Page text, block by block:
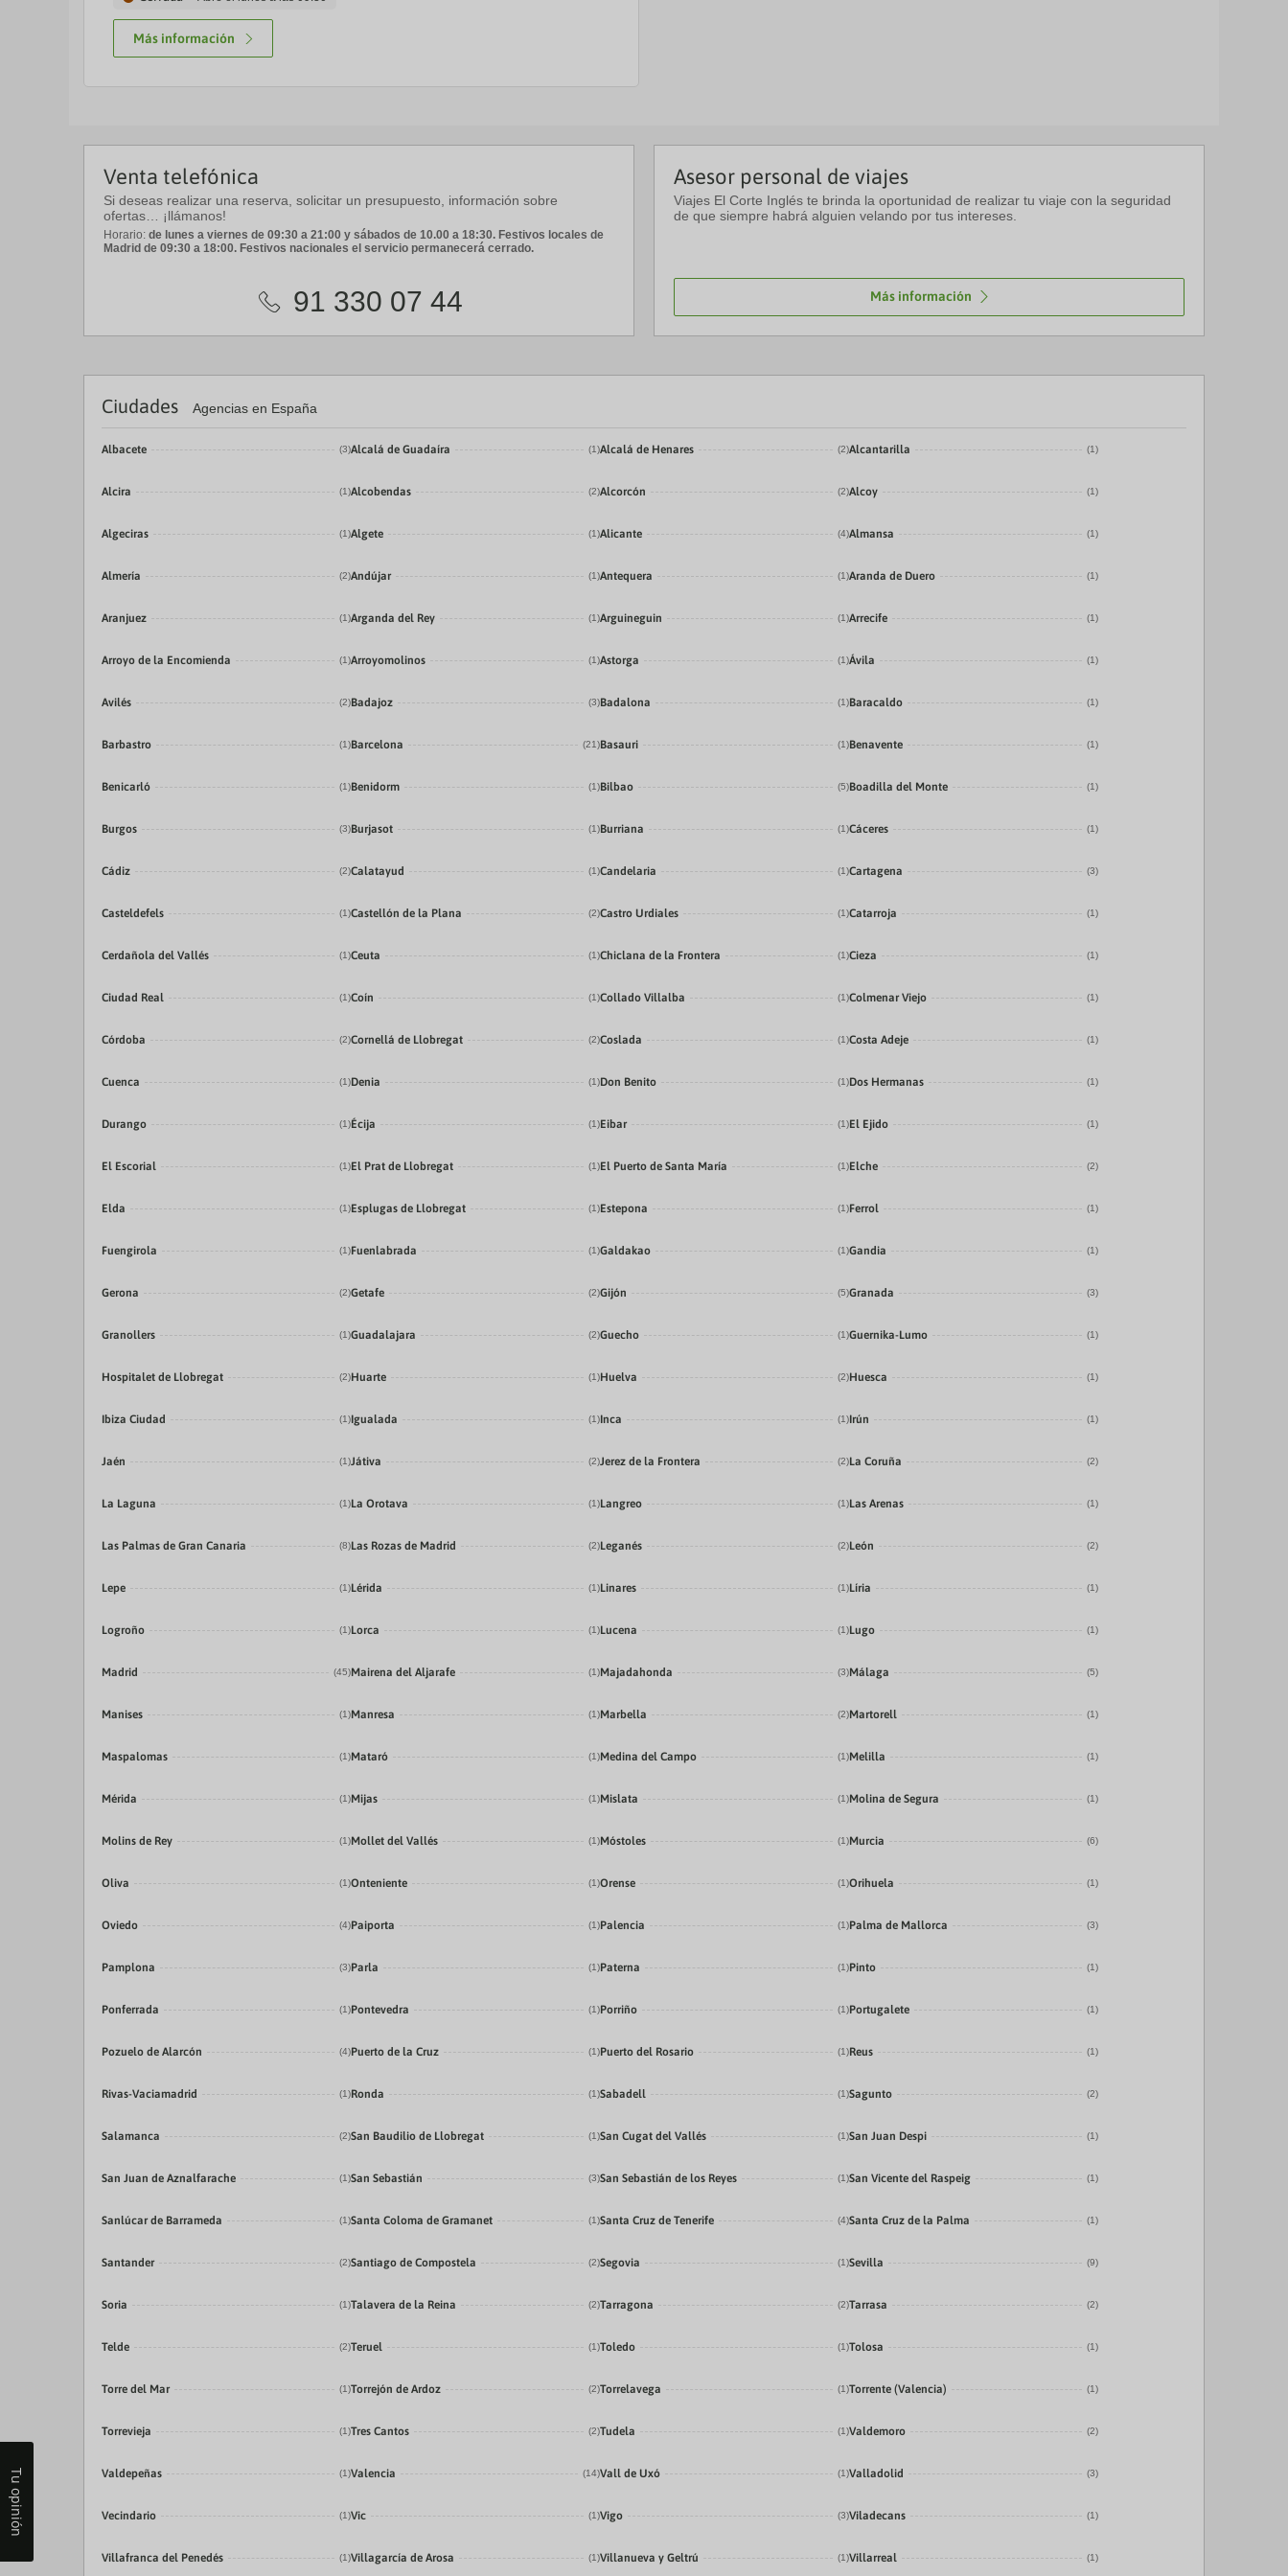
Más información
Venta telefónica
Si deseas realizar una reserva, solicitar un presupuesto, información sobre
ofertas… ¡llámanos!
Horario: de lunes a viernes de 09:30 a 21:00 y sábados de 10.00 a 18:30. Festivos locales de
Madrid de 09:30 a 18:00. Festivos nacionales el servicio permanecerá cerrado.
91 330 07 44
Asesor personal de viajes
Viajes El Corte Inglés te brinda la oportunidad de realizar tu viaje con la seguridad
de que siempre habrá alguien velando por tus intereses.
Más información
Ciudades Agencias en España
Albacete (3)Alcalá de Guadaíra (1)Alcalá de Henares (2)Alcantarilla (1)
Alcira (1)Alcobendas (2)Alcorcón (2)Alcoy (1)
Algeciras (1)Algete (1)Alicante (4)Almansa (1)
Almería (2)Andújar (1)Antequera (1)Aranda de Duero (1)
Aranjuez (1)Arganda del Rey (1)Arguineguin (1)Arrecife (1)
Arroyo de la Encomienda (1)Arroyomolinos (1)Astorga (1)Ávila (1)
Avilés (2)Badajoz (3)Badalona (1)Baracaldo (1)
Barbastro (1)Barcelona (21)Basauri (1)Benavente (1)
Benicarló (1)Benidorm (1)Bilbao (5)Boadilla del Monte (1)
Burgos (3)Burjasot (1)Burriana (1)Cáceres (1)
Cádiz (2)Calatayud (1)Candelaria (1)Cartagena (3)
Casteldefels (1)Castellón de la Plana (2)Castro Urdiales (1)Catarroja (1)
Cerdañola del Vallés (1)Ceuta (1)Chiclana de la Frontera (1)Cieza (1)
Ciudad Real (1)Coín (1)Collado Villalba (1)Colmenar Viejo (1)
Córdoba (2)Cornellá de Llobregat (2)Coslada (1)Costa Adeje (1)
Cuenca (1)Denia (1)Don Benito (1)Dos Hermanas (1)
Durango (1)Écija (1)Eibar (1)El Ejido (1)
El Escorial (1)El Prat de Llobregat (1)El Puerto de Santa María (1)Elche (2)
Elda (1)Esplugas de Llobregat (1)Estepona (1)Ferrol (1)
Fuengirola (1)Fuenlabrada (1)Galdakao (1)Gandia (1)
Gerona (2)Getafe (2)Gijón (5)Granada (3)
Granollers (1)Guadalajara (2)Guecho (1)Guernika-Lumo (1)
Hospitalet de Llobregat (2)Huarte (1)Huelva (2)Huesca (1)
Ibiza Ciudad (1)Igualada (1)Inca (1)Irún (1)
Jaén (1)Játiva (2)Jerez de la Frontera (2)La Coruña (2)
La Laguna (1)La Orotava (1)Langreo (1)Las Arenas (1)
Las Palmas de Gran Canaria (8)Las Rozas de Madrid (2)Leganés (2)León (2)
Lepe (1)Lérida (1)Linares (1)Líria (1)
Logroño (1)Lorca (1)Lucena (1)Lugo (1)
Madrid (45)Mairena del Aljarafe (1)Majadahonda (3)Málaga (5)
Manises (1)Manresa (1)Marbella (2)Martorell (1)
Maspalomas (1)Mataró (1)Medina del Campo (1)Melilla (1)
Mérida (1)Mijas (1)Mislata (1)Molina de Segura (1)
Molins de Rey (1)Mollet del Vallés (1)Móstoles (1)Murcia (6)
Oliva (1)Onteniente (1)Orense (1)Orihuela (1)
Oviedo (4)Paiporta (1)Palencia (1)Palma de Mallorca (3)
Pamplona (3)Parla (1)Paterna (1)Pinto (1)
Ponferrada (1)Pontevedra (1)Porriño (1)Portugalete (1)
Pozuelo de Alarcón (4)Puerto de la Cruz (1)Puerto del Rosario (1)Reus (1)
Rivas-Vaciamadrid (1)Ronda (1)Sabadell (1)Sagunto (2)
Salamanca (2)San Baudilio de Llobregat (1)San Cugat del Vallés (1)San Juan Despi (1)
San Juan de Aznalfarache (1)San Sebastián (3)San Sebastián de los Reyes (1)San Vicente del Raspeig (1)
Sanlúcar de Barrameda (1)Santa Coloma de Gramanet (1)Santa Cruz de Tenerife (4)Santa Cruz de la Palma (1)
Santander (2)Santiago de Compostela (2)Segovia (1)Sevilla (9)
Soria (1)Talavera de la Reina (2)Tarragona (2)Tarrasa (2)
Telde (2)Teruel (1)Toledo (1)Tolosa (1)
Torre del Mar (1)Torrejón de Ardoz (2)Torrelavega (1)Torrente (Valencia) (1)
Torrevieja (1)Tres Cantos (2)Tudela (1)Valdemoro (2)
Valdepeñas (1)Valencia (14)Vall de Uxó (1)Valladolid (3)
Vecindario (1)Vic (1)Vigo (3)Viladecans (1)
Villafranca del Penedés (1)Villagarcía de Arosa (1)Villanueva y Geltrú (1)Villarreal (1)
Tu opinión